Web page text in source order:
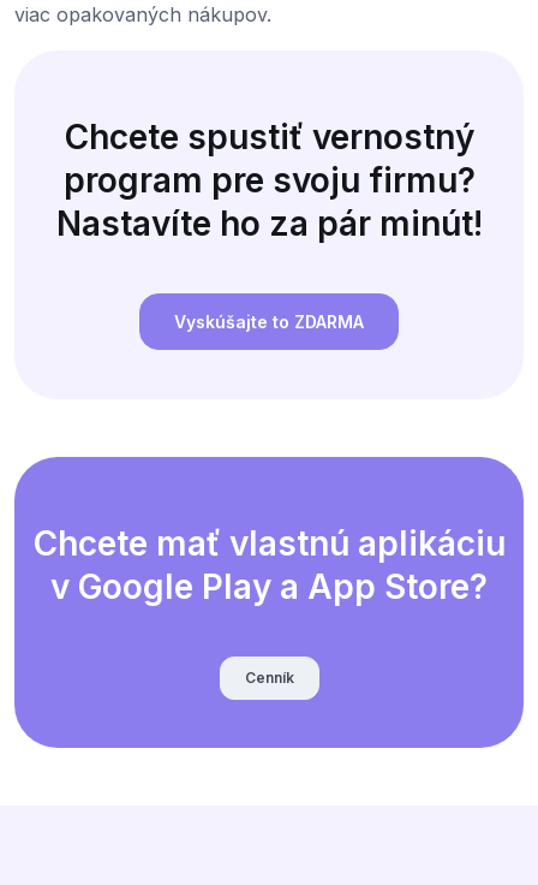
viac opakovaných nákupov.
Chcete spustiť vernostný
program pre svoju firmu?
Nastavíte ho za pár minút!
Vyskúšajte to ZDARMA
Chcete mať vlastnú aplikáciu
v Google Play a App Store?
Cenník